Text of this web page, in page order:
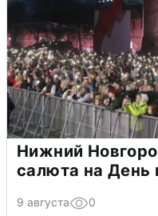
Нижний
салюта на День
9 августа 0